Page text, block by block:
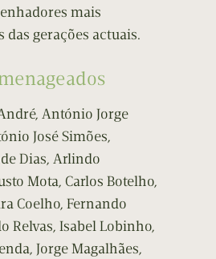
mais
das gerações actuais.
António Jorge
José Simões,
Dias, Arlindo
Mota, Carlos Botelho,
Coelho, Fernando
Relvas, Isabel Lobinho,
Jorge Magalhães,